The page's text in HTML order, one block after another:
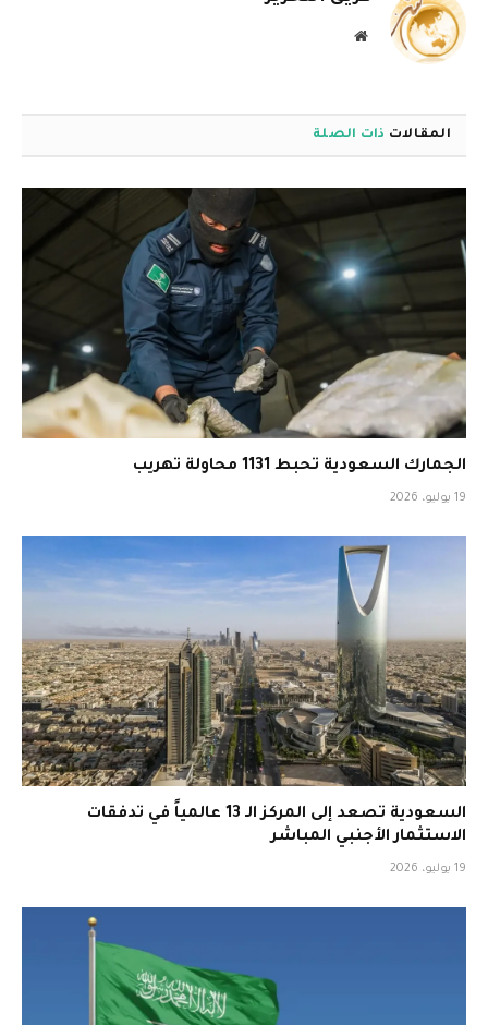
موقع
المقالات ذات الصلة
الجمارك السعودية تحبط 1131 محاولة تهريب
19 يوليو، 2026
السعودية تصعد إلى المركز الـ 13 عالمياً في تدفقات
الاستثمار الأجنبي المباشر
19 يوليو، 2026